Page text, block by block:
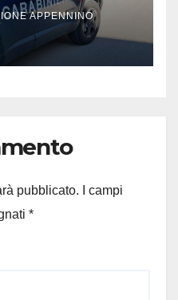
APPENNINO
pubblicato.
I campi
*